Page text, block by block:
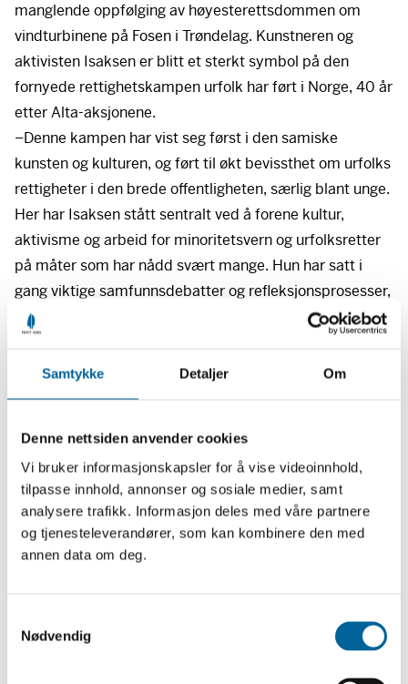
Samtykke Detaljer Om
Denne nettsiden anvender cookies
Vi bruker informasjonskapsler for å vise videoinnhold,
tilpasse innhold, annonser og sosiale medier, samt
analysere trafikk. Informasjon deles med våre partnere
og tjenesteleverandører, som kan kombinere den med
annen data om deg.
Nødvendig
manglende oppfølging av høyesterettsdommen om
vindturbinene på Fosen i Trøndelag. Kunstneren og
aktivisten Isaksen er blitt et sterkt symbol på den
fornyede rettighetskampen urfolk har ført i Norge, 40 år
etter Alta-aksjonene.
–Denne kampen har vist seg først i den samiske
kunsten og kulturen, og ført til økt bevissthet om urfolks
rettigheter i den brede offentligheten, særlig blant unge.
Her har Isaksen stått sentralt ved å forene kultur,
aktivisme og arbeid for minoritetsvern og urfolksretter
på måter som har nådd svært mange. Hun har satt i
gang viktige samfunnsdebatter og refleksjonsprosesser,
sa Stiftelsen Fritt Ords styreleder Grete Brochmann om
Isaksen har vært en profilert musiker og aktivist i nesten
et tiår. I 2016 vant hun Samisk Grand Prix, i 2017 Liet
International og i 2018 NRKs Stjernekamp. Siden 2017
har hun vært frontfigur og vokalist i synthpopbandet
ISÁK, som har fått nasjonal og internasjonal
oppmerksomhet.
saken. Hun er hovedperson i dokumentaren “Rahcan –